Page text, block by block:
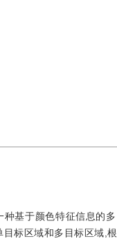
基于颜色特征信息的
标区域和多目标区域,